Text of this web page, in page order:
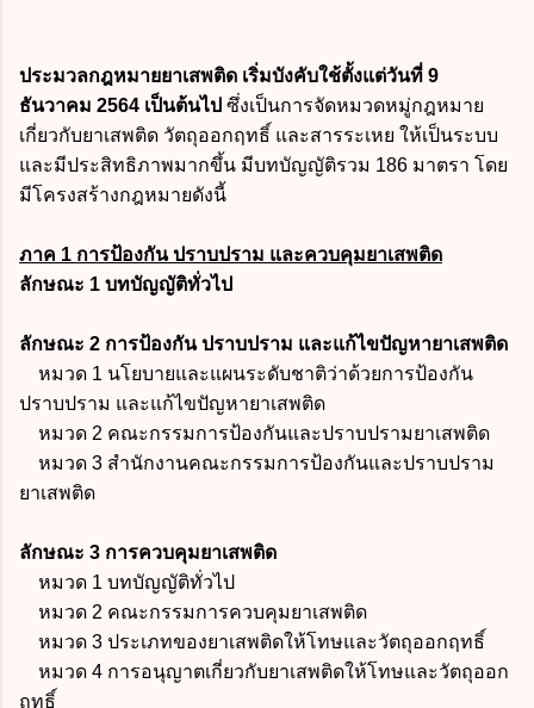
ประมวลกฎหมายยาเสพติด เริ่มบังคับใช้ตั้งแต่วันที่ 9
ธันวาคม 2564 เป็นต้นไป ซึ่งเป็นการจัดหมวดหมู่กฎหมาย
เกี่ยวกับยาเสพติด วัตถุออกฤทธิ์ และสารระเหย ให้เป็นระบบ
และมีประสิทธิภาพมากขึ้น มีบทบัญญัติรวม 186 มาตรา โดย
มีโครงสร้างกฎหมายดังนี้
ภาค 1 การป้องกัน ปราบปราม และควบคุมยาเสพติด
ลักษณะ 1 บทบัญญัติทั่วไป
ลักษณะ 2 การป้องกัน ปราบปราม และแก้ไขปัญหายาเสพติด
หมวด 1 นโยบายและแผนระดับชาติว่าด้วยการป้องกัน
ปราบปราม และแก้ไขปัญหายาเสพติด
หมวด 2 คณะกรรมการป้องกันและปราบปรามยาเสพติด
หมวด 3 สำนักงานคณะกรรมการป้องกันและปราบปราม
ยาเสพติด
ลักษณะ 3 การควบคุมยาเสพติด
หมวด 1 บทบัญญัติทั่วไป
หมวด 2 คณะกรรมการควบคุมยาเสพติด
หมวด 3 ประเภทของยาเสพติดให้โทษและวัตถุออกฤทธิ์
หมวด 4 การอนุญาตเกี่ยวกับยาเสพติดให้โทษและวัตถุออก
ฤทธิ์